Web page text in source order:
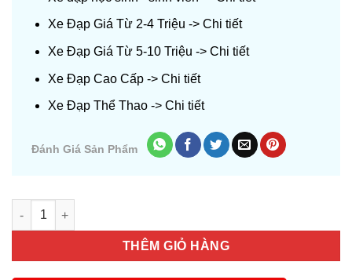
Xe Đạp Giá Từ 2-4 Triệu -> Chi tiết
Xe Đạp Giá Từ 5-10 Triệu -> Chi tiết
Xe Đạp Cao Cấp -> Chi tiết
Xe Đạp Thể Thao -> Chi tiết
Đánh Giá Sản Phẩm
Số lượng
THÊM GIỎ HÀNG